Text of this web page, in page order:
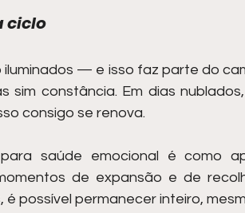
ciclo
— e isso faz parte do
sim constância. Em dias
consigo se renova.
saúde emocional é como
de expansão e de
é possível permanecer inteiro,